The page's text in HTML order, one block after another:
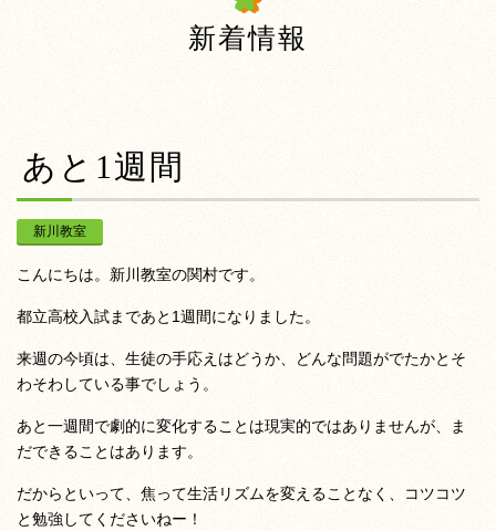
新着情報
あと1週間
新川教室
こんにちは。新川教室の関村です。
都立高校入試まであと1週間になりました。
来週の今頃は、生徒の手応えはどうか、どんな問題がでたかとそ
わそわしている事でしょう。
あと一週間で劇的に変化することは現実的ではありませんが、ま
だできることはあります。
だからといって、焦って生活リズムを変えることなく、コツコツ
と勉強してくださいねー！